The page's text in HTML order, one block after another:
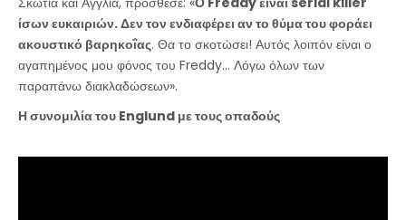
ίσων ευκαιριών. Δεν τον ενδιαφέρει αν το θύμα του φοράει
ακουστικό βαρηκοΐας. Θα το σκοτώσει! Αυτός λοιπόν είναι ο
αγαπημένος μου φόνος του Freddy… Λόγω όλων των
παραπάνω διακλαδώσεων».
Η συνομιλία του Englund με τους οπαδούς